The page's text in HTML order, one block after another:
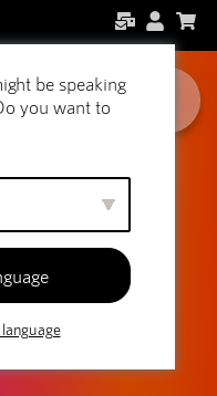
be speaking
you want to